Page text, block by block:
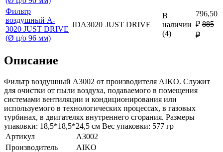
Фильтр
воздушный A-
3020 JUST DRIVE
(Ø ц/о 96 мм)
JDA3020 JUST DRIVE
В
наличии
(4)
796,50
₽ 885
₽
Описание
Фильтр воздушный A3002 от производителя AIKO. Служит
для очистки от пыли воздуха, подаваемого в помещения
системами вентиляции и кондиционирования или
используемого в технологических процессах, в газовых
турбинах, в двигателях внутреннего сгорания. Размеры
упаковки: 18,5*18,5*24,5 см Вес упаковки: 577 гр
Артикул
A3002
Производитель
AIKO